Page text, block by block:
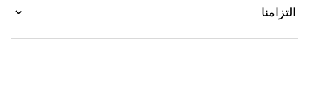
التزامنا